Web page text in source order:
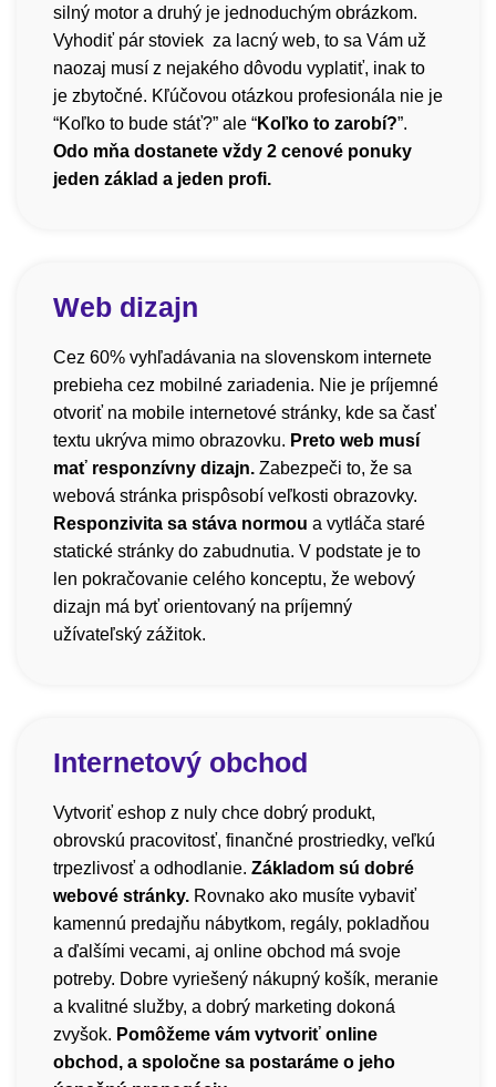
silný motor a druhý je jednoduchým obrázkom.
Vyhodiť pár stoviek za lacný web, to sa Vám už
naozaj musí z nejakého dôvodu vyplatiť, inak to
je zbytočné. Kľúčovou otázkou profesionála nie je
“Koľko to bude stáť?” ale “Koľko to zarobí?”.
Odo mňa dostanete vždy 2 cenové ponuky
jeden základ a jeden profi.
Web dizajn
Cez 60% vyhľadávania na slovenskom internete
prebieha cez mobilné zariadenia. Nie je príjemné
otvoriť na mobile internetové stránky, kde sa časť
textu ukrýva mimo obrazovku. Preto web musí
mať responzívny dizajn. Zabezpeči to, že sa
webová stránka prispôsobí veľkosti obrazovky.
Responzivita sa stáva normou a vytláča staré
statické stránky do zabudnutia. V podstate je to
len pokračovanie celého konceptu, že webový
dizajn má byť orientovaný na príjemný
užívateľský zážitok.
Internetový obchod
Vytvoriť eshop z nuly chce dobrý produkt,
obrovskú pracovitosť, finančné prostriedky, veľkú
trpezlivosť a odhodlanie. Základom sú dobré
webové stránky. Rovnako ako musíte vybaviť
kamennú predajňu nábytkom, regály, pokladňou
a ďalšími vecami, aj online obchod má svoje
potreby. Dobre vyriešený nákupný košík, meranie
a kvalitné služby, a dobrý marketing dokoná
zvyšok. Pomôžeme vám vytvoriť online
obchod, a spoločne sa postaráme o jeho